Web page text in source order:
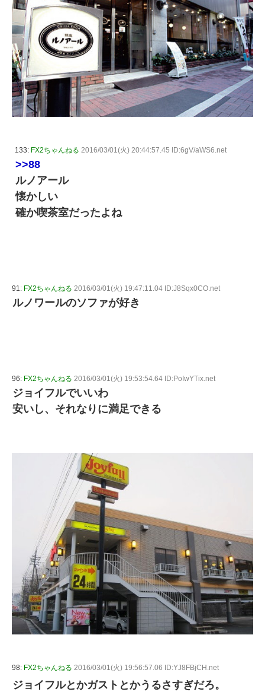
133: FX2ちゃんねる 2016/03/01(火) 20:44:57.45 ID:6gV/aWS6.net
>>88
ルノアール
懐かしい
確か喫茶室だったよね
91: FX2ちゃんねる 2016/03/01(火) 19:47:11.04 ID:J8Sqx0CO.net
ルノワールのソファが好き
96: FX2ちゃんねる 2016/03/01(火) 19:53:54.64 ID:PoIwYTix.net
ジョイフルでいいわ
安いし、それなりに満足できる
98: FX2ちゃんねる 2016/03/01(火) 19:56:57.06 ID:YJ8FBjCH.net
ジョイフルとかガストとかうるさすぎだろ。